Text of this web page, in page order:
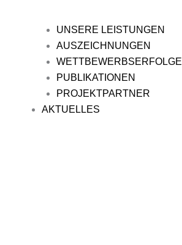
UNSERE LEISTUNGEN
AUSZEICHNUNGEN
WETTBEWERBSERFOLGE
PUBLIKATIONEN
PROJEKTPARTNER
AKTUELLES